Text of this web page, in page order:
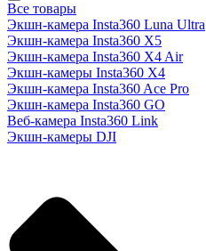
Все товары
Экшн-камера Insta360 Luna Ultra
Экшн-камера Insta360 X5
Экшн-камера Insta360 X4 Air
Экшн-камеры Insta360 X4
Экшн-камера Insta360 Ace Pro
Экшн-камера Insta360 GO
Веб-камера Insta360 Link
Экшн-камеры DJI